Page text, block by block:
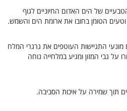
של הים האדום החיוניים לגוף
וטעים הטומן בחובו את ארומת הים והשמש.
מונעי התגיישות העוטפים את גרגרי המלח
על גבי המזון ומגיע במלחייה נוחה
תוך שמירה על איכות הסביבה.